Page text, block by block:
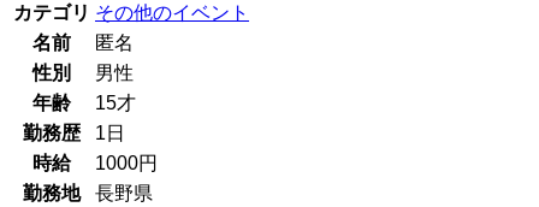
カテゴリ その他のイベント
名前
匿名
性別
男性
年齢
15才
勤務歴
1日
時給
1000円
勤務地
長野県